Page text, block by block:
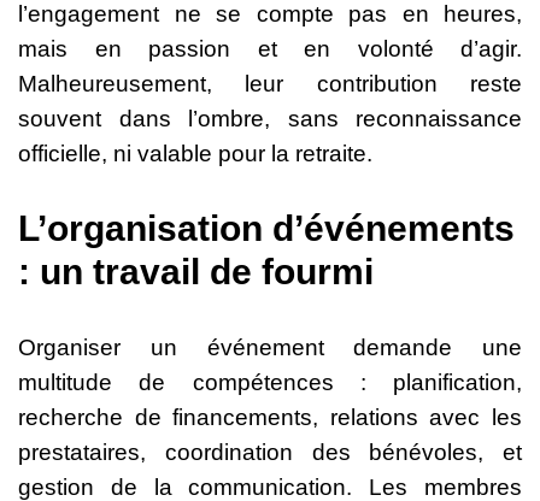
l’engagement ne se compte pas en heures,
mais en passion et en volonté d’agir.
Malheureusement, leur contribution reste
souvent dans l’ombre, sans reconnaissance
officielle, ni valable pour la retraite.
L’organisation d’événements
: un travail de fourmi
Organiser un événement demande une
multitude de compétences : planification,
recherche de financements, relations avec les
prestataires, coordination des bénévoles, et
gestion de la communication. Les membres